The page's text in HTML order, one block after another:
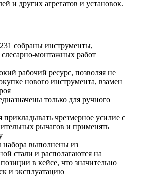
и других агрегатов и установок.
собраны инструменты,
монтажных работ
рабочий ресурс, позволяя не
нового инструмента, взамен
только для ручного
прикладывать чрезмерное усилие с
рычагов и применять
набора выполнены из
стали и располагаются на
в кейсе, что значительно
и эксплуатацию